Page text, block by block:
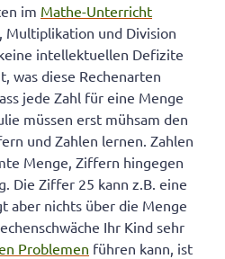
im Mathe-Unterricht
und Division
intellektuellen Defizite
was diese Rechenarten
jede Zahl für eine Menge
müssen erst mühsam den
und Zahlen lernen. Zahlen
Menge, Ziffern hingegen
Die Ziffer 25 kann z.B. eine
aber nichts über die Menge
Ihr Kind sehr
Problemen führen kann, ist